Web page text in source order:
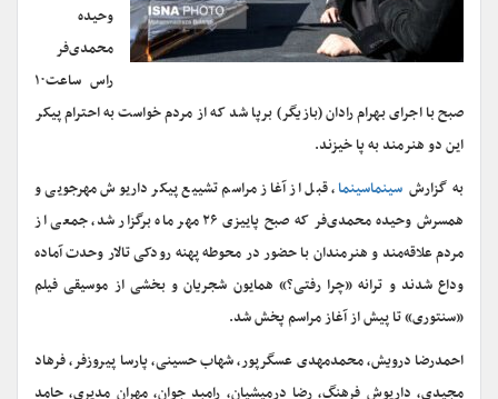
وحیده
محمدی‌فر
راس ساعت۱۰
صبح با اجرای بهرام رادان (بازیگر) برپا شد که از مردم خواست به احترام پیکر
این دو هنرمند به پا خیزند.
به گزارش سینماسینما، قبل از آغاز مراسم تشییع پیکر داریوش مهرجویی و
همسرش وحیده محمدی‌فر که صبح پاییزی ۲۶ مهر ماه برگزار شد، جمعی از
مردم علاقه‌مند و هنرمندان با حضور در محوطه پهنه رودکی تالار وحدت آماده
وداع شدند و ترانه «چرا رفتی؟» همایون شجریان و بخشی از موسیقی فیلم
«سنتوری» تا پیش از آغاز مراسم پخش شد.
احمدرضا درویش، محمدمهدی عسگرپور، شهاب حسینی، پارسا پیروزفر، فرهاد
مجیدی، داریوش فرهنگ، رضا درمیشیان، رامبد جوان، مهران مدیری، حامد